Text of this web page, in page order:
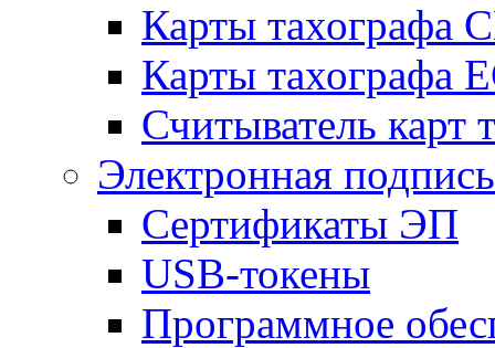
Карты тахографа
Карты тахографа
Считыватель карт
Электронная
Сертификаты ЭП
USB-токены
Программное